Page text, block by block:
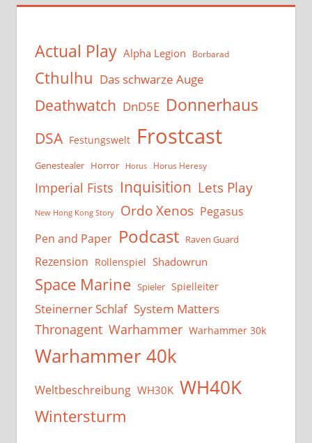
Actual Play Alpha Legion Borbarad
Cthulhu Das schwarze Auge
Deathwatch DnD5E Donnerhaus
DSA Festungswelt Frostcast
Genestealer Horror Horus Horus Heresy
Imperial Fists Inquisition Lets Play
New Hong Kong Story Ordo Xenos Pegasus
Pen and Paper Podcast Raven Guard
Rezension Rollenspiel Shadowrun
Space Marine Spieler Spielleiter
Steinerner Schlaf System Matters
Thronagent Warhammer Warhammer 30k
Warhammer 40k
Weltbeschreibung WH30K WH40K
Wintersturm